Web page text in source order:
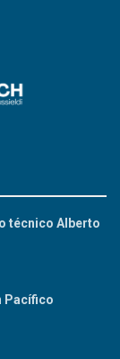
técnico Alberto
Pacífico